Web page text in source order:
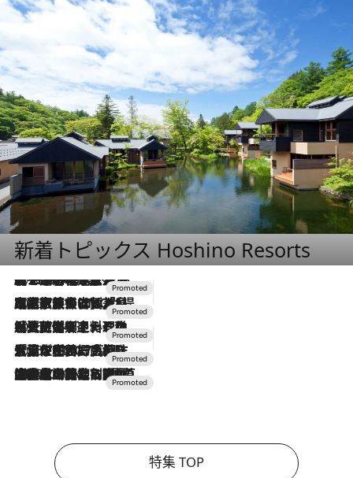
新着トピックス Hoshino Resorts
2026.8.7
【トンボの足水浴】ヒノキの香りに包まれて涼感マックス！約13℃の湧水かけ流しを避暑地「星野温泉 トンボの湯」で体験
2026.7.31
【ホテル帰省】という選択肢をOMOが提案。家族とほどよい距離を保つには「昼は実家、夜は気兼ねなくホテルで！」
2026.7.24
【夏限定ディナーコース】旬を迎える稚鮎や花ズッキーニなどをイタリア・トスカーナの郷土料理の手法で満喫！
2026.7.17
「土佐和ハーブかき氷」がOMO7高知に登場！生姜、山椒、大葉など目にも舌にも涼を呼ぶ郷土の味
2026.7.10
NEW OPEN！【界 草津】名湯の地に誕生。趣の異なる2種の温泉と上州ならではの会席・蕎麦割烹など美食を味わう究極の癒やし旅
特集 TOP